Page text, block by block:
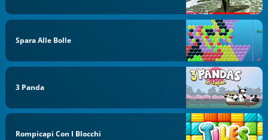
Spara Alle Bolle
3 Panda
Rompicapi Con I Blocchi